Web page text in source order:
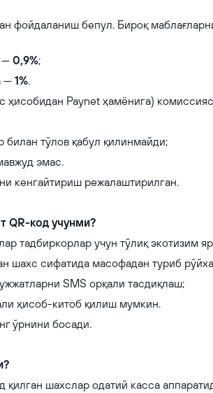
фойдаланиш бепул. Бироқ
— 0,9%;
— 1%.
ҳисобидан Paynet ҳамёнига)
билан тўлов қабул қилинмайди;
эмас.
кенгайтириш режалаштирилган.
QR-код учунми?
тадбиркорлар учун тўлиқ экотизим
шахс сифатида масофадан туриб
SMS орқали тасдиқлаш;
ҳисоб-китоб қилиш мумкин.
ўрнини босади.
қилган шахслар одатий касса